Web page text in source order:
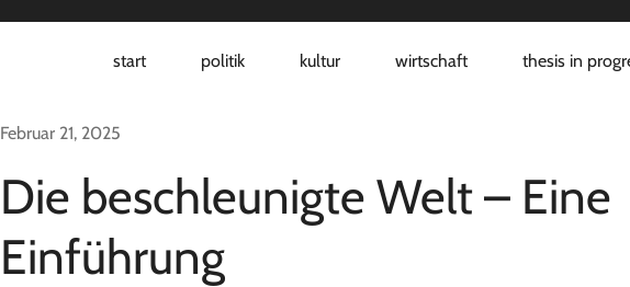
start politik kultur wirtschaft thesis in
Februar 21, 2025
Die beschleunigte Welt – Eine
Einführung